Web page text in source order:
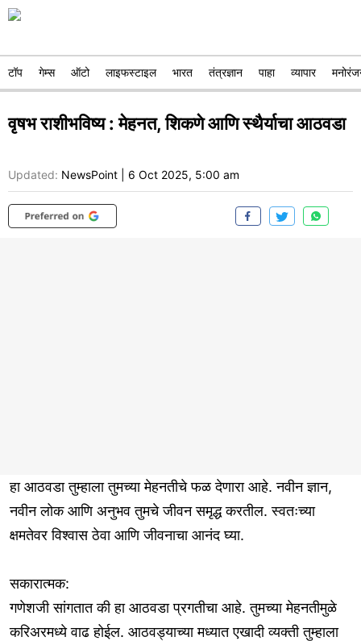
टॉप गेम्स ऑटो लाइफस्टाइल भारत तंत्रज्ञान पाहा व्यापार
वृषभ राशीभविष्य : मेहनत, शिकणे आणि स्थैर्याचा आठवडा
Updated: NewsPoint 6 Oct 2025, 5:00 am
हा आठवडा तुम्हाला तुमच्या मेहनतीचे फळ देणारा आहे. नवीन ज्ञान,
नवीन लोक आणि अनुभव तुमचे जीवन समृद्ध करतील. स्वतःच्या
क्षमतेवर विश्वास ठेवा आणि जीवनाचा आनंद घ्या.
सकारात्मक:
गणेशजी सांगतात की हा आठवडा प्रगतीचा आहे. तुमच्या मेहनतीमुळे
करिअरमध्ये वाढ होईल. आठवड्याच्या मध्यात एखादी व्यक्ती तुम्हाला